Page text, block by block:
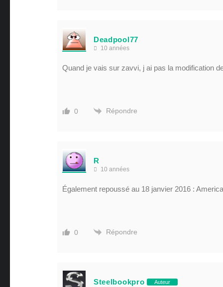
Deadpool77
10 années
Quand je vais sur zavvi, j ai pas la modification
0 Répondre
R
10 années
Également repoussé au 18 janvier 2016 :
0 Répondre
Steelbookpro Auteur